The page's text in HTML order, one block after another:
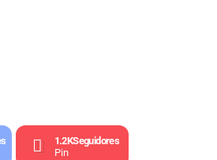
1.2KSeguidores
Pin